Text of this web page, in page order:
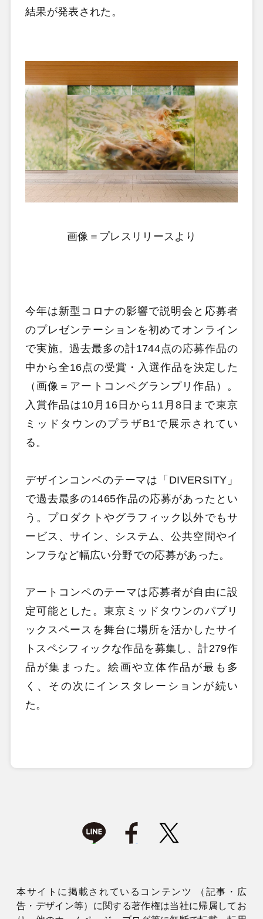
結果が発表された。
画像＝プレスリリースより
今年は新型コロナの影響で説明会と応募者
のプレゼンテーションを初めてオンライン
で実施。過去最多の計1744点の応募作品の
中から全16点の受賞・入選作品を決定した
（画像＝アートコンペグランプリ作品）。
入賞作品は10月16日から11月8日まで東京
ミッドタウンのプラザB1で展示されてい
る。
デザインコンペのテーマは「DIVERSITY」
で過去最多の1465作品の応募があったとい
う。プロダクトやグラフィック以外でもサ
ービス、サイン、システム、公共空間やイ
ンフラなど幅広い分野での応募があった。
アートコンペのテーマは応募者が自由に設
定可能とした。東京ミッドタウンのパブリ
ックスペースを舞台に場所を活かしたサイ
トスペシフィックな作品を募集し、計279作
品が集まった。絵画や立体作品が最も多
く、その次にインスタレーションが続い
た。
本サイトに掲載されているコンテンツ （記事・広
告・デザイン等）に関する著作権は当社に帰属してお